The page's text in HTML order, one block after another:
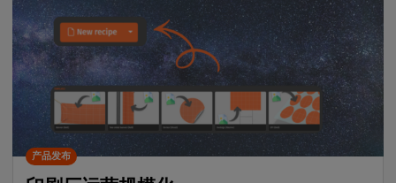
产品发布